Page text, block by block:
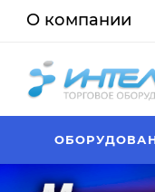
О компании